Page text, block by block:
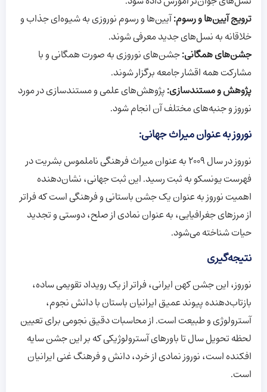
ترویج آیین‌ها و رسوم:آیین‌ها و رسوم نوروزی به شیوه‌ای جذاب و
خلاقانه به نسل‌های جدید معرفی شوند.
جشن‌های همگانی:جشن‌های نوروزی به صورت همگانی و با
مشارکت همه اقشار جامعه برگزار شوند.
پژوهش و مستندسازی:پژوهش‌های علمی و مستندسازی در مورد
نوروز و جنبه‌های مختلف آن انجام شود.
نوروز به عنوان میراث جهانی:
نوروز در سال 2009 به عنوان میراث فرهنگی ناملموس بشریت در
فهرست یونسکو به ثبت رسید. این ثبت جهانی، نشان‌دهنده
اهمیت نوروز به عنوان یک جشن باستانی و فرهنگی است که فراتر
از مرزهای جغرافیایی، به عنوان نمادی از صلح، دوستی و تجدید
حیات شناخته می‌شود.
نتیجه‌گیری
نوروز، این جشن کهن ایرانی، فراتر از یک رویداد تقویمی ساده،
بازتاب‌دهنده پیوند عمیق ایرانیان باستان با دانش نجوم،
آسترولوژی و طبیعت است. از محاسبات دقیق نجومی برای تعیین
لحظه تحویل سال تا باورهای آسترولوژیکی که بر این جشن سایه
افکنده است، نوروز نمادی از خرد، دانش و فرهنگ غنی ایرانیان
است.